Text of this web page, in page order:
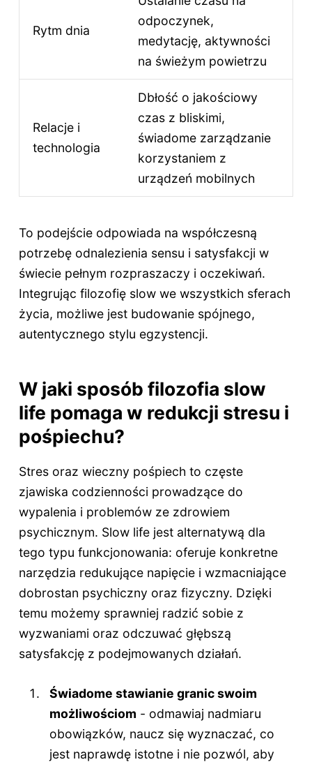
Rytm dnia
odpoczynek,
medytację, aktywności
na świeżym powietrzu
Relacje i
technologia
Dbłość o jakościowy
czas z bliskimi,
świadome zarządzanie
korzystaniem z
urządzeń mobilnych
To podejście odpowiada na współczesną
potrzebę odnalezienia sensu i satysfakcji w
świecie pełnym rozpraszaczy i oczekiwań.
Integrując filozofię slow we wszystkich sferach
życia, możliwe jest budowanie spójnego,
autentycznego stylu egzystencji.
W jaki sposób filozofia slow
life pomaga w redukcji stresu i
pośpiechu?
Stres oraz wieczny pośpiech to częste
zjawiska codzienności prowadzące do
wypalenia i problemów ze zdrowiem
psychicznym. Slow life jest alternatywą dla
tego typu funkcjonowania: oferuje konkretne
narzędzia redukujące napięcie i wzmacniające
dobrostan psychiczny oraz fizyczny. Dzięki
temu możemy sprawniej radzić sobie z
wyzwaniami oraz odczuwać głębszą
satysfakcję z podejmowanych działań.
Świadome stawianie granic swoim
możliwościom - odmawiaj nadmiaru
obowiązków, naucz się wyznaczać, co
jest naprawdę istotne i nie pozwól, aby